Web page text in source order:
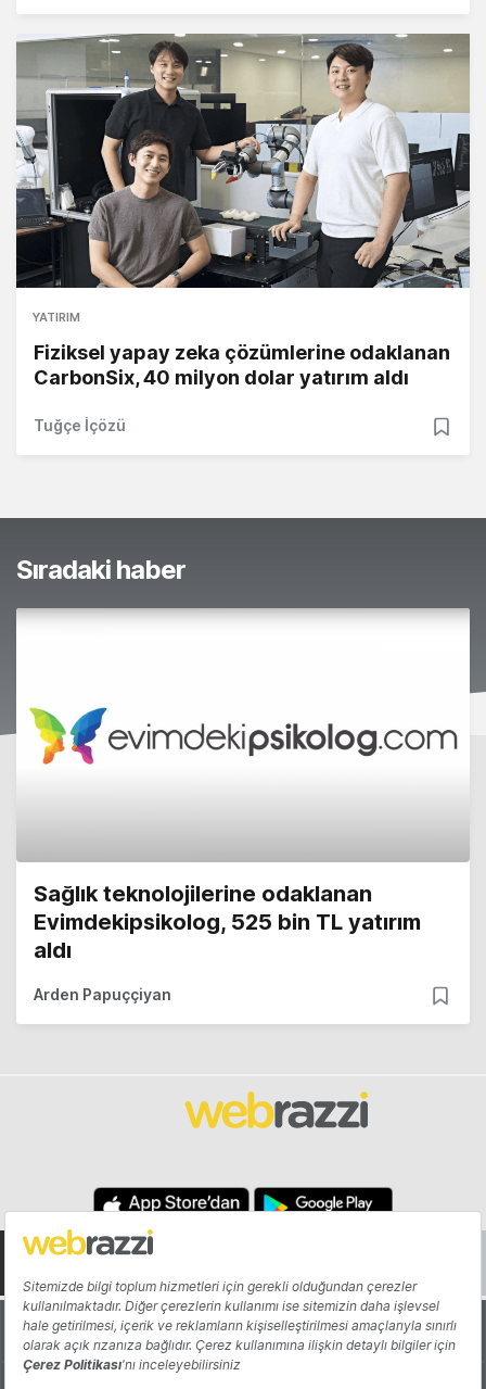
YATIRIM
Fiziksel yapay zeka çözümlerine odaklanan
CarbonSix, 40 milyon dolar yatırım aldı
Tuğçe İçözü
Sıradaki haber
Sağlık teknolojilerine odaklanan
Evimdekipsikolog, 525 bin TL yatırım
aldı
Arden Papuççiyan
Hakkında Yazarlar